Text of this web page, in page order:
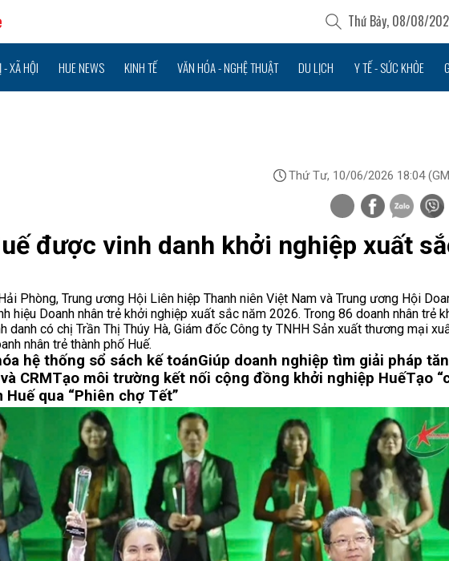
Thứ Bảy, 08/08/
XÃ HỘI HUE NEWS KINH TẾ VĂN HÓA - NGHỆ THUẬT DU LỊCH Y TẾ - SỨC KHỎE
Thứ Tư, 10/06/2026 18:04
được vinh danh khởi nghiệp xuất
Phòng, Trung ương Hội Liên hiệp Thanh niên Việt Nam và Trung ương Hội
hiệu Doanh nhân trẻ khởi nghiệp xuất sắc năm 2026. Trong 86 doanh nhân trẻ
có chị Trần Thị Thúy Hà, Giám đốc Công ty TNHH Sản xuất thương mại
nhân trẻ thành phố Huế.
hệ thống sổ sách kế toánGiúp doanh nghiệp tìm giải pháp
CRMTạo môi trường kết nối cộng đồng khởi nghiệp HuếTạo
qua “Phiên chợ Tết”